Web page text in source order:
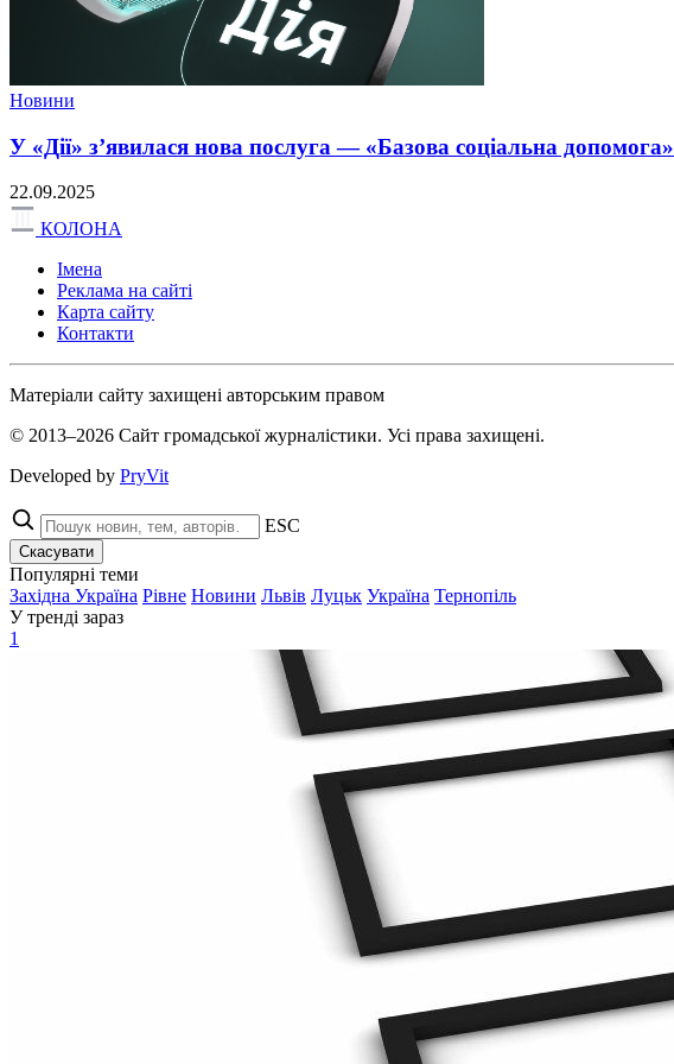
Новини
У «Дії» з’явилася нова послуга — «Базова соціальна допомога»
22.09.2025
КОЛОНА
Імена
Реклама на сайті
Карта сайту
Контакти
Матеріали сайту захищені авторським правом
© 2013–2026 Сайт громадської журналістики. Усі права захищені.
Developed by PryVit
ESC
Скасувати
Популярні теми
Західна Україна Рівне Новини Львів Луцьк Україна Тернопіль
У тренді зараз
1